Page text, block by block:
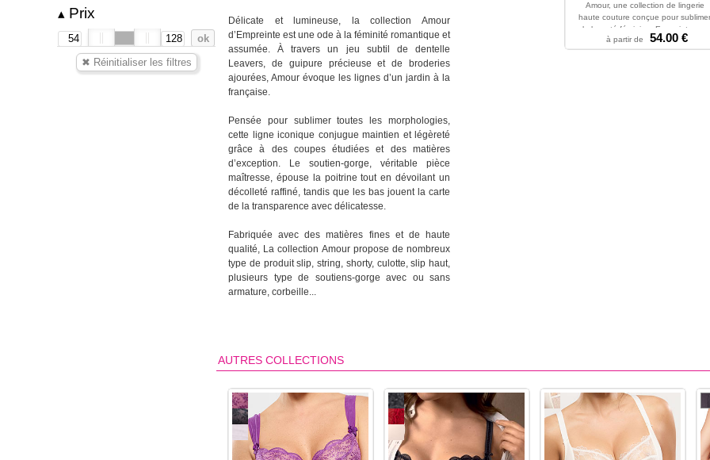
▴ Prix
Délicate et lumineuse, la collection Amour
d’Empreinte est une ode à la féminité romantique et
assumée. À travers un jeu subtil de dentelle
Leavers, de guipure précieuse et de broderies
ajourées, Amour évoque les lignes d’un jardin à la
française.
Pensée pour sublimer toutes les morphologies,
cette ligne iconique conjugue maintien et légèreté
grâce à des coupes étudiées et des matières
d’exception. Le soutien-gorge, véritable pièce
maîtresse, épouse la poitrine tout en dévoilant un
décolleté raffiné, tandis que les bas jouent la carte
de la transparence avec délicatesse.
Fabriquée avec des matières fines et de haute
qualité, La collection Amour propose de nombreux
type de produit slip, string, shorty, culotte, slip haut,
plusieurs type de soutiens-gorge avec ou sans
armature, corbeille...
Amour, une collection de lingerie
haute couture conçue pour sublimer
la beauté féminine. Empreinte p...
36 - 38 - 40 - 42 - 44 - 46
à partir de 54.00 €
AUTRES COLLECTIONS